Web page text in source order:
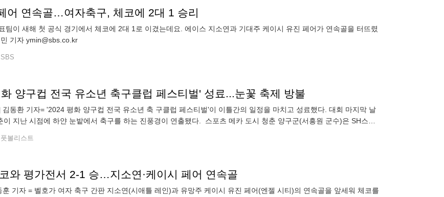
어 연속골…여자축구, 체코에 2대 1 승리
팀이 새해 첫 공식 경기에서 체코에 2대 1로 이겼는데요. 에이스 지소연과 기대주 케이시 유진 페어가 연속골을 터뜨렸
기자 ymin@sbs.co.kr
SBS
양구컵 전국 유소년 축구클럽 페스티벌' 성료...눈꽃 축제 방불
김동환 기자= '2024 평화 양구컵 전국 유소년 축 구클럽 페스티벌'이 이틀간의 일정을 마치고 성료했다. 대회 마지막 날
이 지난 시점에 하얀 눈밭에서 축구를 하는 진풍경이 연출됐다. 스포츠 메카 도시 청춘 양구군(서흥원 군수)은 SH스포
풋볼리스트
와 평가전서 2-1 승…지소연·케이시 페어 연속골
훈 기자 = 벨호가 여자 축구 간판 지소연(시애틀 레인)과 유망주 케이시 유진 페어(엔젤 시티)의 연속골을 앞세워 체코를